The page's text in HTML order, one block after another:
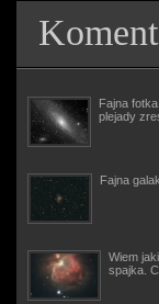
Fajna
plejady
Fajna
Wiem
spajka.